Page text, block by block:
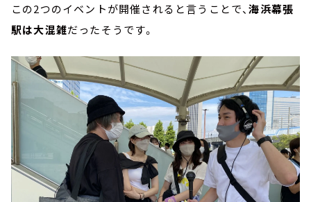
この2つのイベントが開催されると言うことで、海浜幕張
駅は大混雑だったそうです。